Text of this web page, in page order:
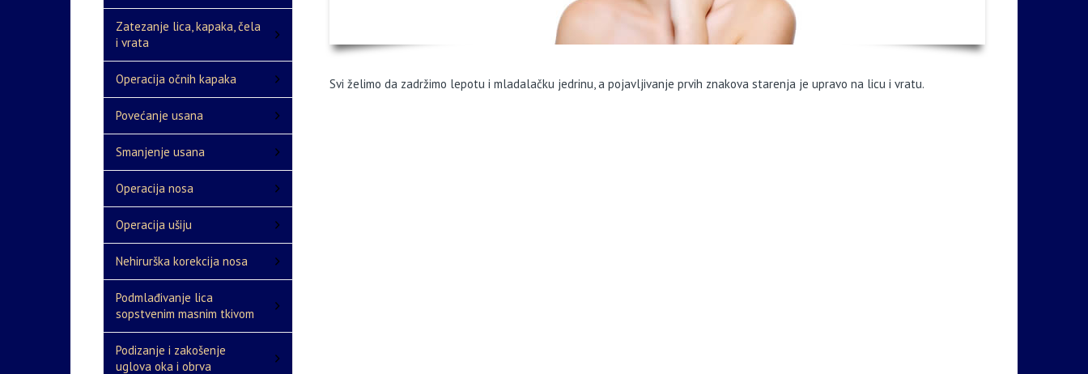
Svi želimo da zadržimo lepotu i mladalačku jedrinu, a pojavljivanje prvih znakova starenja je upravo na licu i vratu.
Zatezanje lica, kapaka, čela
i vrata
Operacija očnih kapaka
Povećanje usana
Smanjenje usana
Operacija nosa
Operacija ušiju
Nehirurška korekcija nosa
Podmlađivanje lica
sopstvenim masnim tkivom
Podizanje i zakošenje
uglova oka i obrva